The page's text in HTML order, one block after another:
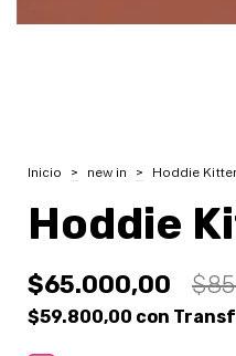
Inicio > new in > Hoddie
Hoddie
$65.000,00
$59.800,00 con